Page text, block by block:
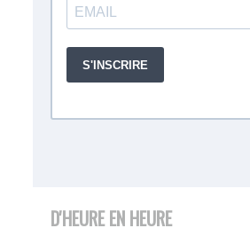
D'HEURE EN HEURE